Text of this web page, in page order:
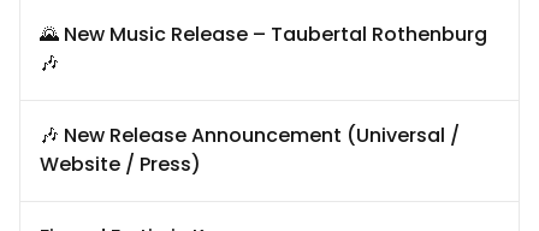
🌄 New Music Release – Taubertal Rothenburg
🎶
🎶 New Release Announcement (Universal /
Website / Press)